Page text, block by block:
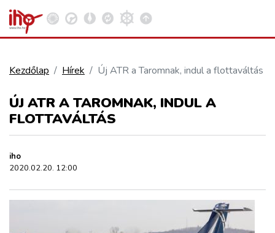
VASÚT
REPÜLÉS
KÖZLEKEDÉSFEJLESZTÉS
Kosár megtekintése
Kezdőlap Hírek Új ATR a Taromnak, indul a flottaváltás
ÚJ ATR A TAROMNAK, INDUL A
FLOTTAVÁLTÁS
iho
2020.02.20. 12:00